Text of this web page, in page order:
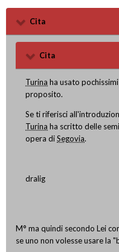
Cita
Cita
Turina ha usato
proposito.
Se ti riferisci
Turina ha scritto delle
opera diSegovia.
dralig
M° ma quindi secondo Lei
se uno non volesse usare la